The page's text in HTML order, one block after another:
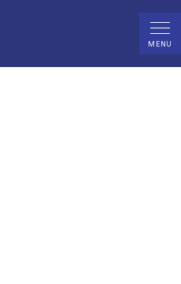
MENU